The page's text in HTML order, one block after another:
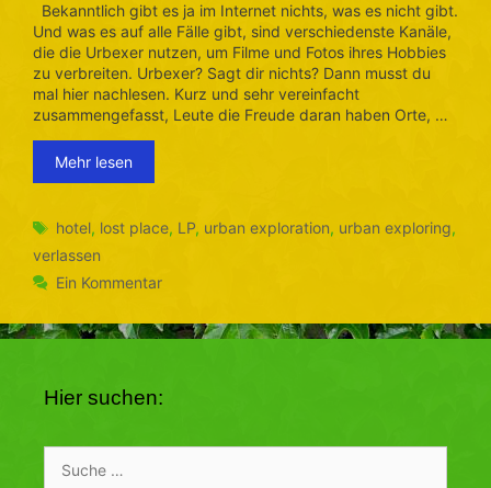
Bekanntlich gibt es ja im Internet nichts, was es nicht gibt.
Und was es auf alle Fälle gibt, sind verschiedenste Kanäle,
die die Urbexer nutzen, um Filme und Fotos ihres Hobbies
zu verbreiten. Urbexer? Sagt dir nichts? Dann musst du
mal hier nachlesen. Kurz und sehr vereinfacht
zusammengefasst, Leute die Freude daran haben Orte, …
Mehr lesen
Schlagwörter
hotel, lost place, LP, urban exploration, urban exploring,
verlassen
Ein Kommentar
Hier suchen:
nach: